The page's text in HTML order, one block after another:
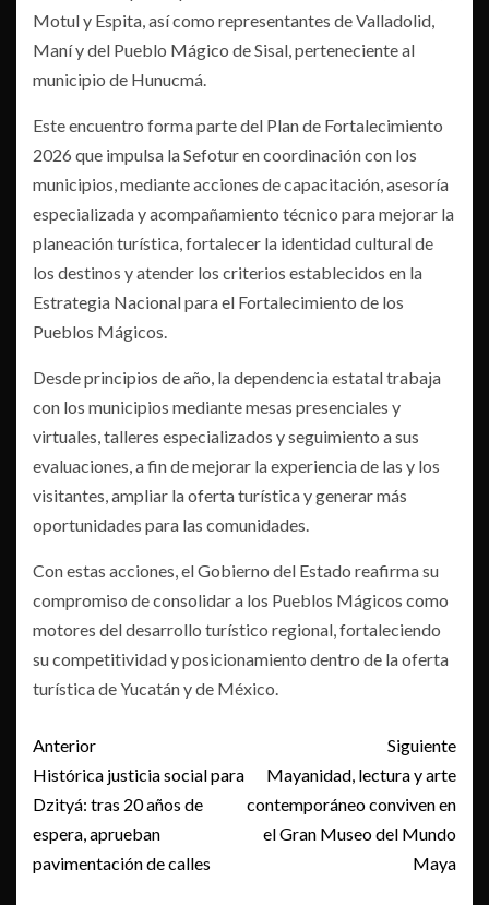
Motul y Espita, así como representantes de Valladolid,
Maní y del Pueblo Mágico de Sisal, perteneciente al
municipio de Hunucmá.
Este encuentro forma parte del Plan de Fortalecimiento
2026 que impulsa la Sefotur en coordinación con los
municipios, mediante acciones de capacitación, asesoría
especializada y acompañamiento técnico para mejorar la
planeación turística, fortalecer la identidad cultural de
los destinos y atender los criterios establecidos en la
Estrategia Nacional para el Fortalecimiento de los
Pueblos Mágicos.
Desde principios de año, la dependencia estatal trabaja
con los municipios mediante mesas presenciales y
virtuales, talleres especializados y seguimiento a sus
evaluaciones, a fin de mejorar la experiencia de las y los
visitantes, ampliar la oferta turística y generar más
oportunidades para las comunidades.
Con estas acciones, el Gobierno del Estado reafirma su
compromiso de consolidar a los Pueblos Mágicos como
motores del desarrollo turístico regional, fortaleciendo
su competitividad y posicionamiento dentro de la oferta
turística de Yucatán y de México.
Post
navigation
Anterior
Histórica justicia social para
Dzityá: tras 20 años de
espera, aprueban
pavimentación de calles
Siguiente
Mayanidad, lectura y arte
contemporáneo conviven en
el Gran Museo del Mundo
Maya